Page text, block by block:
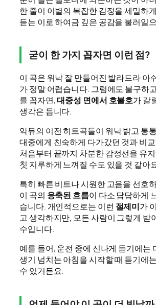
한 줄이 이별의 복잡한 감정을 세밀하
듣는 이로 하여금 깊은 공감을 불러일
굳이 한 가지 꼽자면 이런 점?
이 곡은 워낙 잘 만들어진 발라드라 아
가 정말 어렵습니다. 그럼에도 불구하
를 꼽자면,대중성 면에서 호불호가 갈
생각은 듭니다.
악뮤의 이전 히트곡들이 워낙 밝고 통
대중에게 친숙하게 다가갔던 것과 비
처음부터 끝까지 차분한 감정선을 유
칫 지루하게 느껴질 수도 있을 것 같아
특히 빠른 비트나 시원한 고음을 선호
이 곡의 응축된 흐름이 다소 답답하게
습니다. 개인적으로는 이런 절제미가
고 생각하지만, 모든 사람이 그렇게 받
수입니다.
예를 들어, 운전 중에 신나게 듣기에는
생기 넘치는 아침을 시작할 때 듣기에
수 있거든요.